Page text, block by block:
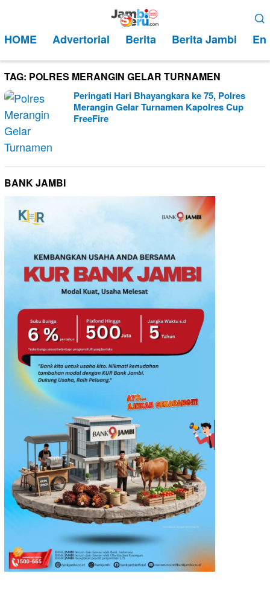
kontenMobile
HOME Advertorial Berita Berita Jambi
TAG: POLRES MERANGIN GELAR TURNAMEN
Peringati Hari Bhayangkara ke 75, Polres
Merangin Gelar Turnamen Kapolres Cup
FreeFire
BANK JAMBI